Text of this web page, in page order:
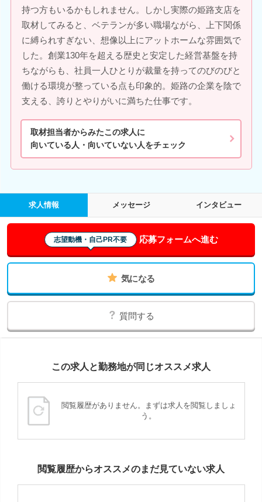
持つ方もいるかもしれません。しかし実際の姫路支店を
取材してみると、ベテランが多い職場ながら、上下関係
に縛られすぎない、想像以上にアットホームな雰囲気で
した。創業130年を超える歴史と安定した経営基盤を持
ちながらも、社員一人ひとりが裁量を持ってのびのびと
働ける環境が整っている点も印象的。姫路の企業を陰で
支える、誇りとやりがいに満ちた仕事です。
取材担当者からみたこの求人に
向いている人・向いていない人をチェック
求人情報 メッセージ インタビュー
志望動機・自己PR不要 応募フォームへ進む
気になる
質問する
この求人と勤務地が同じオススメ求人
閲覧履歴がありません。まずは求人を閲覧しましょ
う。
閲覧履歴からオススメのまだ見ていない求人